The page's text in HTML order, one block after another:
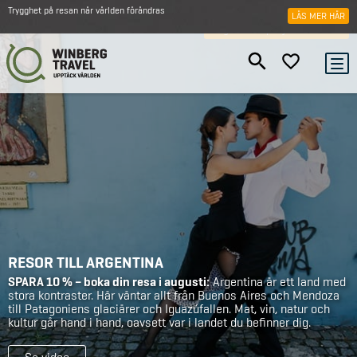
Trygghet på resan när världen förändras LÄS MER HÄR
RESOR TILL ARGENTINA
SPARA 10 % – boka din resa i augusti:Argentina är ett land med
stora kontraster. Här väntar allt från Buenos Aires och Mendoza
till Patagoniens glaciärer och Iguazúfallen. Mat, vin, natur och
kultur går hand i hand, oavsett var i landet du befinner dig.